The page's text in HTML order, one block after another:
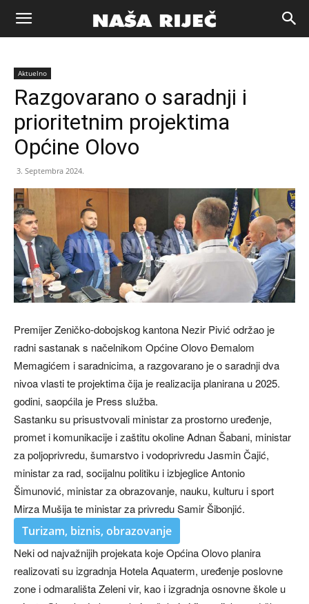
Naša
riječ
Zenica
Aktuelno
Razgovarano o saradnji i
prioritetnim projektima
Općine Olovo
3. Septembra 2024.
Premijer Zeničko-dobojskog kantona Nezir Pivić održao je
radni sastanak s načelnikom Općine Olovo Đemalom
Memagićem i saradnicima, a razgovarano je o saradnji dva
nivoa vlasti te projektima čija je realizacija planirana u 2025.
godini, saopćila je Press služba.
Sastanku su prisustvovali ministar za prostorno uređenje,
promet i komunikacije i zaštitu okoline Adnan Šabani, ministar
za poljoprivredu, šumarstvo i vodoprivredu Jasmin Čajić,
ministar za rad, socijalnu politiku i izbjeglice Antonio
Šimunović, ministar za obrazovanje, nauku, kulturu i sport
Mirza Mušija te ministar za privredu Samir Šibonjić.
Turizam, biznis, obrazovanje
Neki od najvažnijih projekata koje Općina Olovo planira
realizovati su izgradnja Hotela Aquaterm, uređenje poslovne
zone i odmarališta Zeleni vir, kao i izgradnja osnovne škole u